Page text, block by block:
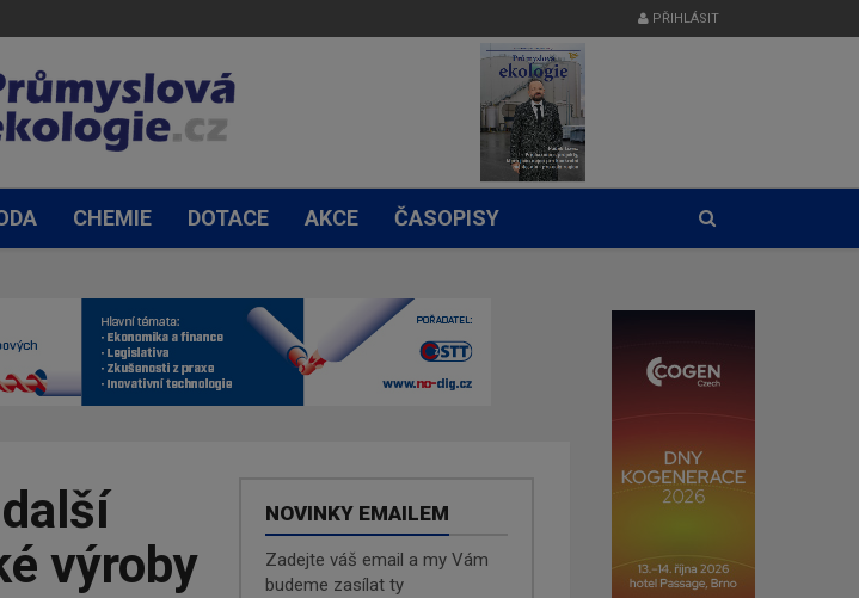
PŘIHLÁSIT
CHEMIE DOTACE AKCE ČASOPISY
výroby
NOVINKY EMAILEM
Zadejte váš email a my Vám
budeme zasílat ty